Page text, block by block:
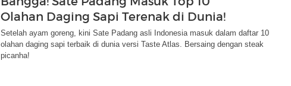
Olahan Daging Sapi Terenak di Dunia!
Setelah ayam goreng, kini Sate Padang asli Indonesia masuk dalam daftar 10
olahan daging sapi terbaik di dunia versi Taste Atlas. Bersaing dengan steak
picanha!